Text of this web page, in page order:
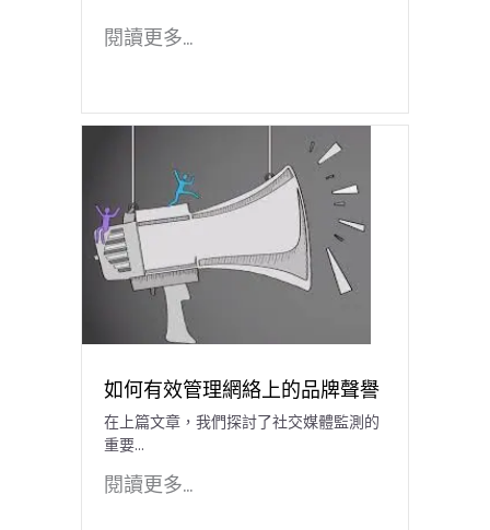
閱讀更多...
如何有效管理網絡上的品牌聲譽
在上篇文章，我們探討了社交媒體監測的
重要...
閱讀更多...